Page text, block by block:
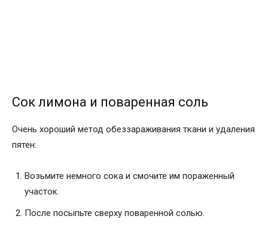
Сок лимона и поваренная соль
Очень хороший метод обеззараживания ткани и удаления
пятен:
Возьмите немного сока и смочите им пораженный
участок.
После посыпьте сверху поваренной солью.